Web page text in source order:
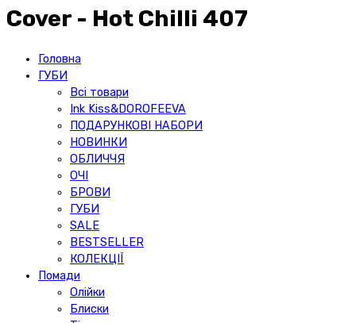
Cover - Hot Chilli 407
Головна
ГУБИ
Всі товари
Ink Kiss&DOROFEEVA
ПОДАРУНКОВІ НАБОРИ
НОВИНКИ
ОБЛИЧЧЯ
ОЧІ
БРОВИ
ГУБИ
SALE
BESTSELLER
КОЛЕКЦІЇ
Помади
Олійки
Блиски